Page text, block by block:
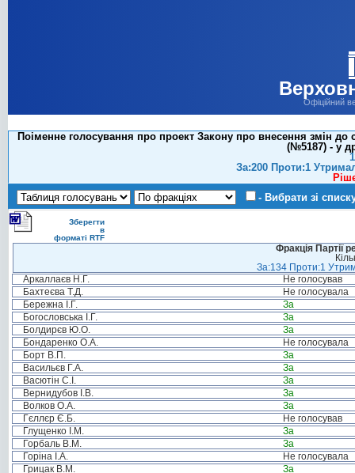
Офіційний
Поіменне голосування про проект Закону про внесення змін
(№5187) - у
За:200 Проти:1
- Вибрати зі
Зберегти
в
форматі RTF
Фракція Партії
За:134 Проти:1
Аркаллаєв Н.Г.
Не голосував
Бахтеєва Т.Д.
Не голосувала
Бережна І.Г.
За
Богословська І.Г.
За
Болдирєв Ю.О.
За
Бондаренко О.А.
Не голосувала
Борт В.П.
За
Васильєв Г.А.
За
Васютін С.І.
За
Вернидубов І.В.
За
Волков О.А.
За
Гєллєр Є.Б.
Не голосував
Глущенко І.М.
За
Горбаль В.М.
За
Горіна І.А.
Не голосувала
Грицак В.М.
За